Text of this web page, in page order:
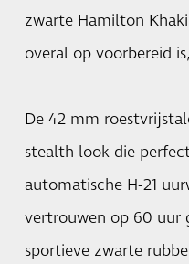
zwarte Hamilton
overal op voorbereid
De 42 mm
stealth-look die
automatische H-21
vertrouwen op 60 uur
sportieve zwarte